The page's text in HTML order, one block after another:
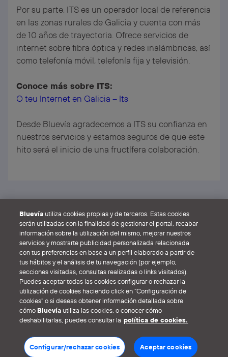
Por su parte, ITS es un operador local de referencia
en las zonas rurales de Galicia y cuenta con más
de 10 años de trayectoria. Ofrece servicios de
internet sobre fibra óptica y redes inalámbricas, así
como telefonía móvil, telefonía fija y televisión.
Conoce más sobre ITS:
O teu Internet en Galicia – Its
Desde Bluevía agradecemos a ITS su confianza en
nuestros servicios y estamos seguros de que este
hito será el inicio de una fructífera colaboración.
Avís legal Política de galetes
Política de privadesa
Ajuts públics al desplegament
Bluevía utiliza cookies propias y de terceros. Estas cookies
serán utilizadas con la finalidad de gestionar el portal, recabar
información sobre la utilización del mismo, mejorar nuestros
servicios y mostrarte publicidad personalizada relacionada
con tus preferencias en base a un perfil elaborado a partir de
tus hábitos y el análisis de tu navegación (por ejemplo,
secciones visitadas, consultas realizadas o links visitados).
Puedes aceptar todas las cookies configurar o rechazar la
utilización de cookies haciendo click en “Configuración de
cookies” o si deseas obtener información detallada sobre
cómo Bluevía utiliza las cookies, o conocer cómo
deshabilitarlas, puedes consultar la política de cookies.
Configurar/rechazar cookies Aceptar cookies